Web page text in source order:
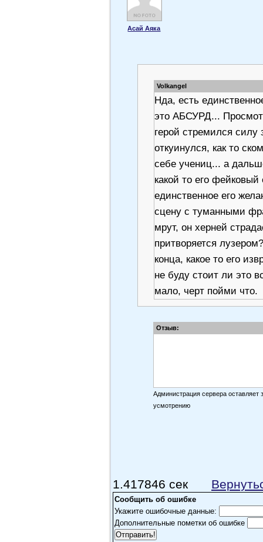
Асай Аяка
Volkangel
Нда, есть
это АБСУРД...
герой стремился силу
откуинулся, как то
себе учениц... а
какой то его
единственное его
сцену с туманными
мрут, он херней
притворяется
конца, какое то его
не буду стоит ли это
мало, черт пойми что.
El Frago
Мне понравилось...
Что я посмотрел? А
Сюжет рваный-
Причем все на одно
Правильно,
Худший из исекаев
Отзыв:
Администрация сервера оставляет
усмотрению
1.417846 сек
Сообщить об ошибке
Укажите ошибочные данные:
Дополнительные пометки об ошибке